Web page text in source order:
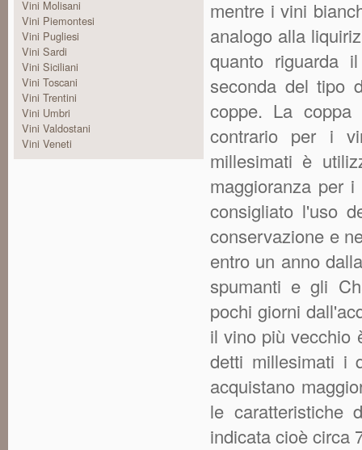
Vini Molisani
Vini Piemontesi
Vini Pugliesi
Vini Sardi
Vini Siciliani
Vini Toscani
Vini Trentini
Vini Umbri
Vini Valdostani
Vini Veneti
mentre i vini
analogo alla
quanto riguarda
seconda del tipo
coppe. La
contrario per i
millesimati è
maggioranza per
consigliato l'uso
conservazione e
entro un anno
spumanti e gli
pochi giorni
il vino più vecchio
detti millesimati i
acquistano
le caratteristiche
indicata cioè circa